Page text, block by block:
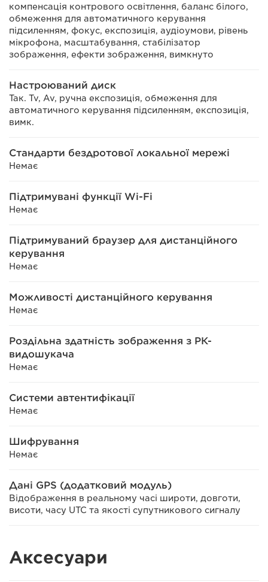
компенсація контрового освітлення, баланс білого,
обмеження для автоматичного керування
підсиленням, фокус, експозиція, аудіоумови, рівень
мікрофона, масштабування, стабілізатор
зображення, ефекти зображення, вимкнуто
Настроюваний диск
Так. Tv, Av, ручна експозиція, обмеження для
автоматичного керування підсиленням, експозиція,
вимк.
Стандарти бездротової локальної мережі
Немає
Підтримувані функції Wi-Fi
Немає
Підтримуваний браузер для дистанційного
керування
Немає
Можливості дистанційного керування
Немає
Роздільна здатність зображення з РК-
видошукача
Немає
Системи автентифікації
Немає
Шифрування
Немає
Дані GPS (додатковий модуль)
Відображення в реальному часі широти, довготи,
висоти, часу UTC та якості супутникового сигналу
Аксесуари